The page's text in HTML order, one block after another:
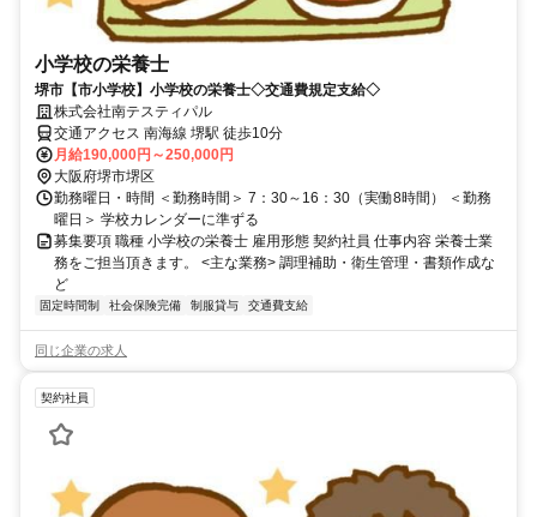
小学校の栄養士
堺市【市小学校】小学校の栄養士◇交通費規定支給◇
株式会社南テスティパル
交通アクセス 南海線 堺駅 徒歩10分
月給190,000円～250,000円
大阪府堺市堺区
勤務曜日・時間 ＜勤務時間＞ 7：30～16：30（実働8時間） ＜勤務
曜日＞ 学校カレンダーに準ずる
募集要項 職種 小学校の栄養士 雇用形態 契約社員 仕事内容 栄養士業
務をご担当頂きます。 <主な業務> 調理補助・衛生管理・書類作成な
ど
固定時間制 社会保険完備 制服貸与 交通費支給
同じ企業の求人
契約社員